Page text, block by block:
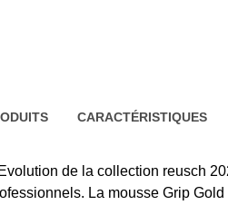
CARACTÉRISTIQUES
de la collection reusch
La mousse Grip Gold